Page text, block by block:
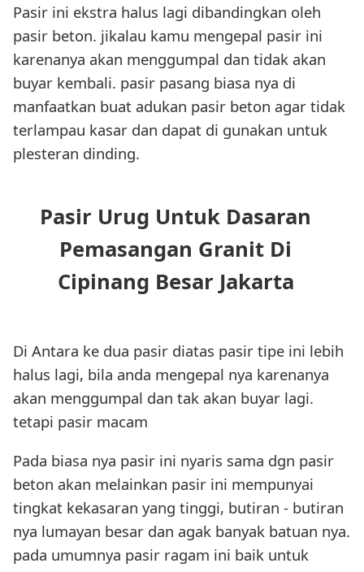
Pasir ini ekstra halus lagi dibandingkan oleh
pasir beton. jikalau kamu mengepal pasir ini
karenanya akan menggumpal dan tidak akan
buyar kembali. pasir pasang biasa nya di
manfaatkan buat adukan pasir beton agar tidak
terlampau kasar dan dapat di gunakan untuk
plesteran dinding.
Pasir Urug Untuk Dasaran
Pemasangan Granit Di
Cipinang Besar Jakarta
Di Antara ke dua pasir diatas pasir tipe ini lebih
halus lagi, bila anda mengepal nya karenanya
akan menggumpal dan tak akan buyar lagi.
tetapi pasir macam
Pada biasa nya pasir ini nyaris sama dgn pasir
beton akan melainkan pasir ini mempunyai
tingkat kekasaran yang tinggi, butiran - butiran
nya lumayan besar dan agak banyak batuan nya.
pada umumnya pasir ragam ini baik untuk